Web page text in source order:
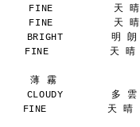
FINE          天 晴
FINE          天 晴
BRIGHT        明 朗
FINE          天 晴
薄 霧
CLOUDY        多 雲
FINE          天 晴